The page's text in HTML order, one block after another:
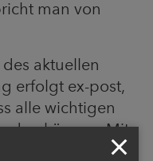
man von
aktuellen
erfolgt ex-post,
alle wichtigen
können. Mit